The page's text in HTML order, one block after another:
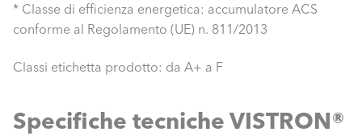
* Classe di efficienza energetica: accumulatore ACS
conforme al Regolamento (UE) n. 811/2013
Classi etichetta prodotto: da A+ a F
Specifiche tecniche VISTRON®